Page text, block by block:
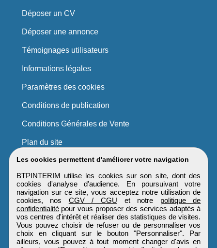
Les cookies permettent d'améliorer votre navigation
BTPINTERIM utilise les cookies sur son site, dont des
cookies d'analyse d'audience. En poursuivant votre
navigation sur ce site, vous acceptez notre utilisation de
cookies, nos CGV / CGU et notre politique de
confidentialitépour vous proposer des services adaptés à
vos centres d'intérêt et réaliser des statistiques de visites.
Vous pouvez choisir de refuser ou de personnaliser vos
choix en cliquant sur le bouton "Personnaliser". Par
ailleurs, vous pouvez à tout moment changer d'avis en
Déposer un CV
Déposer une annonce
Témoignages utilisateurs
Informations légales
Paramètres des cookies
Conditions de publication
Conditions Générales de Vente
Plan du site